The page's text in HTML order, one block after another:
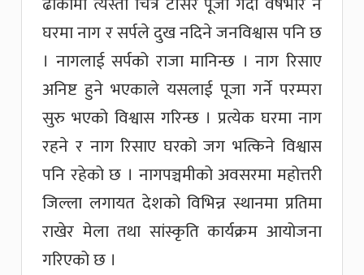
घरमा नाग र सर्पले दुख नदिने जनविश्वास पनि छ
। नागलाई सर्पको राजा मानिन्छ । नाग रिसाए
अनिष्ट हुने भएकाले यसलाई पूजा गर्ने परम्परा
सुरु भएको विश्वास गरिन्छ । प्रत्येक घरमा नाग
रहने र नाग रिसाए घरको जग भत्किने विश्वास
पनि रहेको छ । नागपञ्चमीको अवसरमा महोत्तरी
जिल्ला लगायत देशको विभिन्न स्थानमा प्रतिमा
राखेर मेला तथा सांस्कृति कार्यक्रम आयोजना
गरिएको छ ।